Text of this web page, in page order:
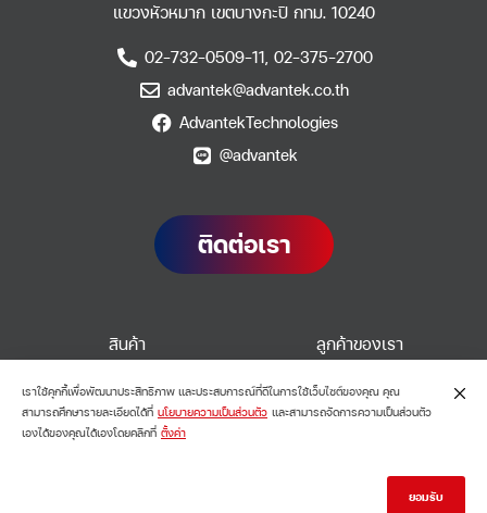
แขวงหัวหมาก เขตบางกะปิ กทม. 10240
02-732-0509-11, 02-375-2700
advantek@advantek.co.th
AdvantekTechnologies
@advantek
ติดต่อเรา
สินค้า
เกี่ยวกับเรา
ลูกค้าของเรา
© Copyright 2026 | Advantek Technologies Co., Ltd.
เราใช้คุกกี้เพื่อพัฒนาประสิทธิภาพ และประสบการณ์ที่ดีในการใช้เว็บไซต์ของคุณ คุณ
สามารถศึกษารายละเอียดได้ที่ นโยบายความเป็นส่วนตัว และสามารถจัดการความเป็นส่วนตัว
เองได้ของคุณได้เองโดยคลิกที่ ตั้งค่า
ยอมรับ